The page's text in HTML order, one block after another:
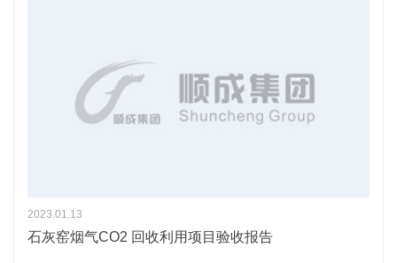
2023.01.13
石灰窑烟气CO2 回收利用项目验收报告